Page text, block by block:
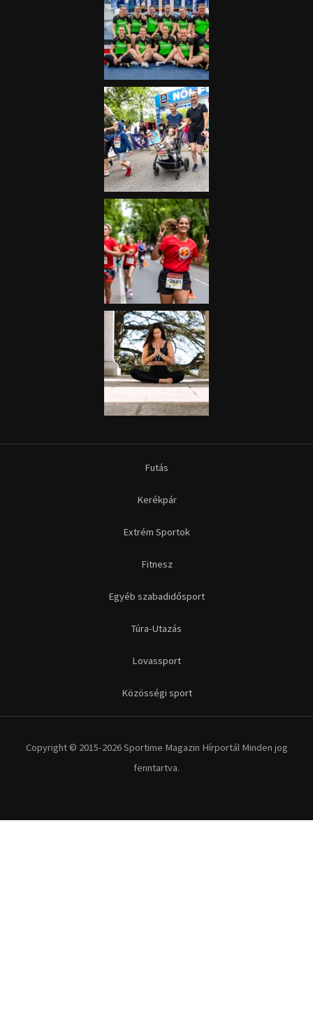
Futás
Kerékpár
Extrém Sportok
Fitnesz
Egyéb szabadidősport
Túra-Utazás
Lovassport
Közösségi sport
Copyright © 2015-2026 Sportime Magazin Hírportál Minden jog
fenntartva.